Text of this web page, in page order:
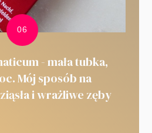
- mała tubka,
Mój sposób na
i wrażliwe zęby